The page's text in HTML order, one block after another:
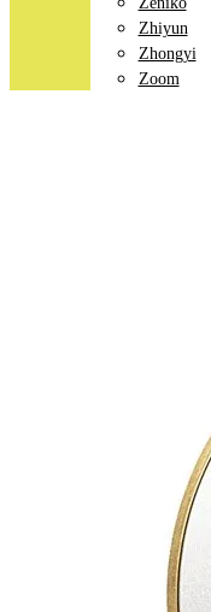
Zhiyun
Zhongyi
Zoom